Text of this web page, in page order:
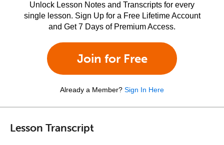
Unlock Lesson Notes and Transcripts for every
single lesson. Sign Up for a Free Lifetime Account
and Get 7 Days of Premium Access.
Join for Free
Already a Member? Sign In Here
Lesson Transcript